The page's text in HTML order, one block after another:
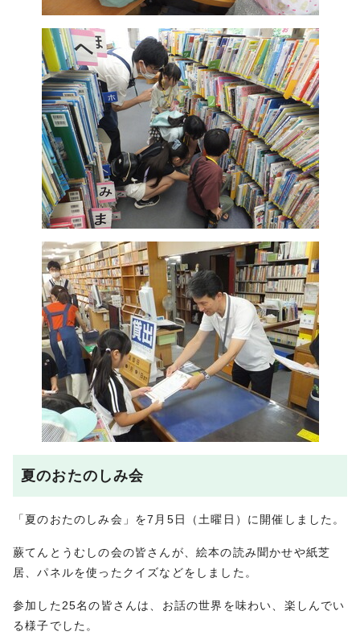
夏のおたのしみ会
「夏のおたのしみ会」を7月5日（土曜日）に開催しました。
蕨てんとうむしの会の皆さんが、絵本の読み聞かせや紙芝
居、パネルを使ったクイズなどをしました。
参加した25名の皆さんは、お話の世界を味わい、楽しんでい
る様子でした。